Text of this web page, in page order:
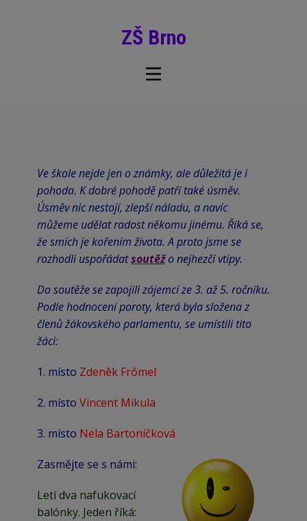
ZŠ Brno
Ve škole nejde jen o známky, ale důležitá je i
pohoda. K dobré pohodě patří také úsměv.
Úsměv nic nestojí, zlepší náladu, a navíc
můžeme udělat radost někomu jinému. Říká se,
že smích je kořením života. A proto jsme se
rozhodli uspořádatsoutěžo nejhezčí vtipy.
Do soutěže se zapojili zájemci ze 3. až 5. ročníku.
Podle hodnocení poroty, která byla složena z
členů žákovského parlamentu, se umístili tito
žáci:
1. místo Zdeněk Frőmel
2. místo Vincent Mikula
3. místo Nela Bartoníčková
Zasmějte se s námi:
Letí dva nafukovací
balónky. Jeden říká: